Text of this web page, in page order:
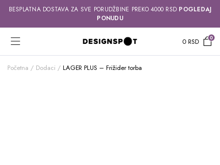
BESPLATNA DOSTAVA ZA SVE PORUDŽBINE PREKO 4000 RSD POGLEDAJ
PONUDU
0RSD 0
Početna Dodaci LAGER PLUS – Frižider torba